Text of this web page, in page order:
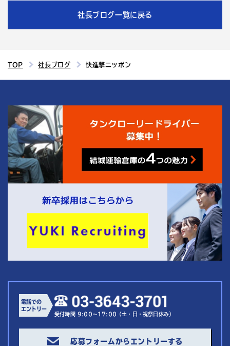
社長ブログ一覧に戻る
TOP 社長ブログ 快進撃ニッポン
結城運輸倉庫の4
電話での
エントリー
受付時間 9:00～17:00（土・日・祝祭日休み）
応募フォームからエントリーする